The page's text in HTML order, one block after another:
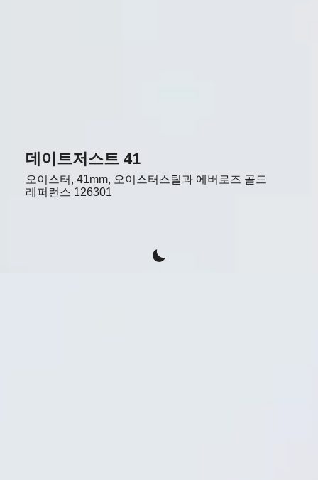
데이트저스트 41
오이스터, 41mm, 오이스터스틸과 에버로즈 골드
레퍼런스 126301